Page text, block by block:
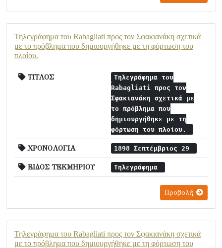
Τηλεγράφημα του Rabagliati προς τον Σφακιανάκη σχετικά
με το πρόβλημα που δημιουργήθηκε με τη φόρτωση του
πλοίου.
ΤΙΤΛΟΣ
Τηλεγράφημα του
Rabagliati προς τον
Σφακιανάκη σχετικά με
το πρόβλημα που
δημιουργήθηκε με τη
φόρτωση του πλοίου.
ΧΡΟΝΟΛΟΓΙΑ 1898 Σεπτέμβριος 29
ΕΙΔΟΣ ΤΕΚΜΗΡΙΟΥ Τηλεγράφημα
Προβολή
Τηλεγράφημα του Rabagliati προς τον Σφακιανάκη σχετικά
με το πρόβλημα που δημιουργήθηκε με τη φόρτωση του